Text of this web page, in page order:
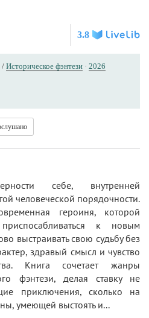
3.8
/ Историческое фэнтези · 2026
себе, внутренней
человеческой порядочности.
героиня, которой
к новым
выстраивать свою судьбу без
здравый смысл и чувство
Книга сочетает жанры
фэнтези, делая ставку не
приключения, сколько на
умеющей выстоять и...